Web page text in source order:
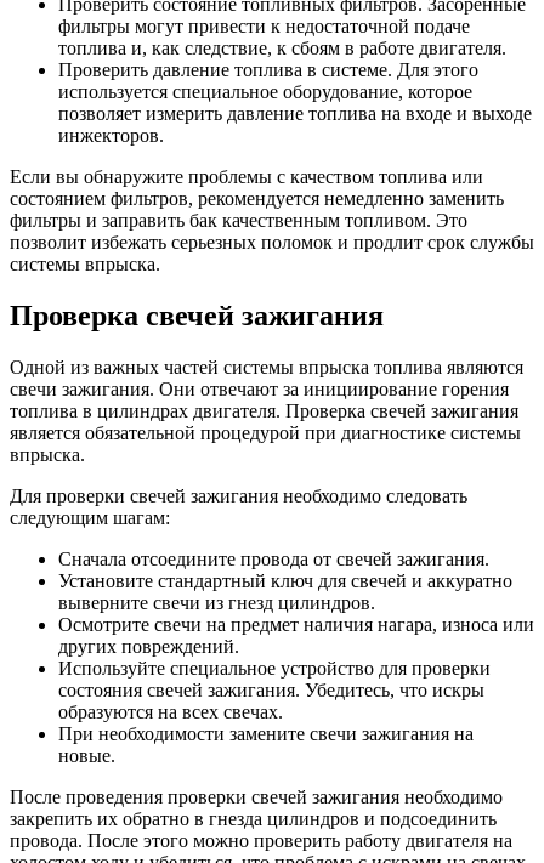
фильтры могут привести к недостаточной подаче
топлива и, как следствие, к сбоям в работе двигателя.
Проверить давление топлива в системе. Для этого
используется специальное оборудование, которое
позволяет измерить давление топлива на входе и выходе
инжекторов.
Если вы обнаружите проблемы с качеством топлива или
состоянием фильтров, рекомендуется немедленно заменить
фильтры и заправить бак качественным топливом. Это
позволит избежать серьезных поломок и продлит срок службы
системы впрыска.
Проверка свечей зажигания
Одной из важных частей системы впрыска топлива являются
свечи зажигания. Они отвечают за инициирование горения
топлива в цилиндрах двигателя. Проверка свечей зажигания
является обязательной процедурой при диагностике системы
впрыска.
Для проверки свечей зажигания необходимо следовать
следующим шагам:
Сначала отсоедините провода от свечей зажигания.
Установите стандартный ключ для свечей и аккуратно
выверните свечи из гнезд цилиндров.
Осмотрите свечи на предмет наличия нагара, износа или
других повреждений.
Используйте специальное устройство для проверки
состояния свечей зажигания. Убедитесь, что искры
образуются на всех свечах.
При необходимости замените свечи зажигания на
новые.
После проведения проверки свечей зажигания необходимо
закрепить их обратно в гнезда цилиндров и подсоединить
провода. После этого можно проверить работу двигателя на